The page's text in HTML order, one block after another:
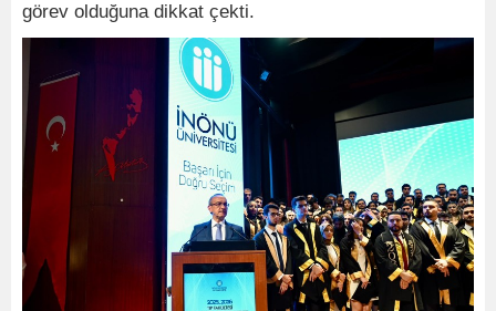
görev olduğuna dikkat çekti.